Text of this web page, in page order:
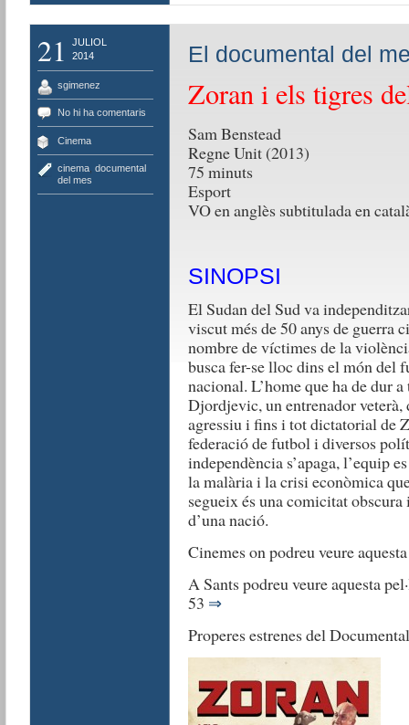
podrà
recuperar-
una
dia
i
estarà
prohibit
comprar
res
de
nou.
21
JULIOL
2014
sgimenez
No hi ha comentaris
Cinema
cinema, documental
del mes
El documental del
Zoran i els tigres
Sam Benstead
Regne Unit (2013)
75 minuts
Esport
VO en anglès subtitulada en
SINOPSI
El Sudan del Sud va
viscut més de 50 anys de guerra
nombre de víctimes de la
busca fer-se lloc dins el món
nacional. L’home que ha de dur
Djordjevic, un entrenador
agressiu i fins i tot dictatorial de
federació de futbol i diversos
independència s’apaga, l’equip
la malària i la crisi econòmica
segueix és una comicitat
d’una nació.
Cinemes on podreu veure
A Sants podreu veure aquesta
53 ⇒
Properes estrenes del